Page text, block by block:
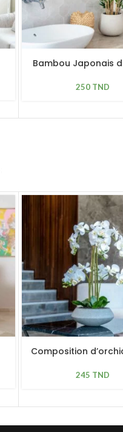
Bambou Japonais
250 TND
Composition
245 TND